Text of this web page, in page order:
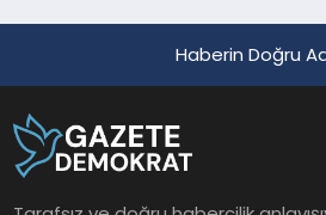
Haberin Doğru